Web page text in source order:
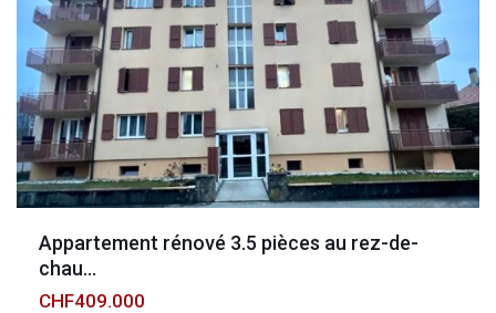
Appartement rénové 3.5 pièces au rez-de-
chau...
CHF409.000